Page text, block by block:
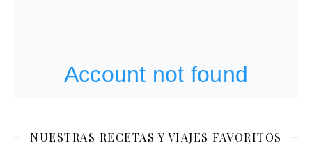
NUESTRAS RECETAS Y VIAJES FAVORITOS